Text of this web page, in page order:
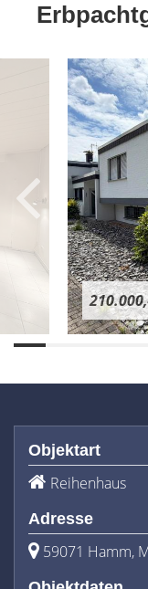
Objektart
Reihenhaus
Adresse
59071 Hamm,